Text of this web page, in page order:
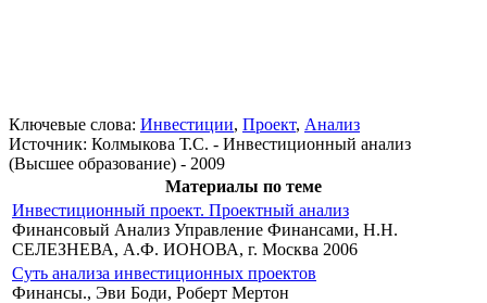
Ключевые слова: Инвестиции, Проект, Анализ
Источник: Колмыкова Т.С. - Инвестиционный анализ
(Высшее образование) - 2009
Материалы по теме
Инвестиционный проект. Проектный анализ
Финансовый Анализ Управление Финансами, Н.Н.
СЕЛЕЗНЕВА, А.Ф. ИОНОВА, г. Москва 2006
Суть анализа инвестиционных проектов
Финансы., Эви Боди, Роберт Мертон